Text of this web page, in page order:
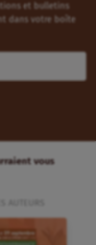
et bulletins
dans votre boîte
vous